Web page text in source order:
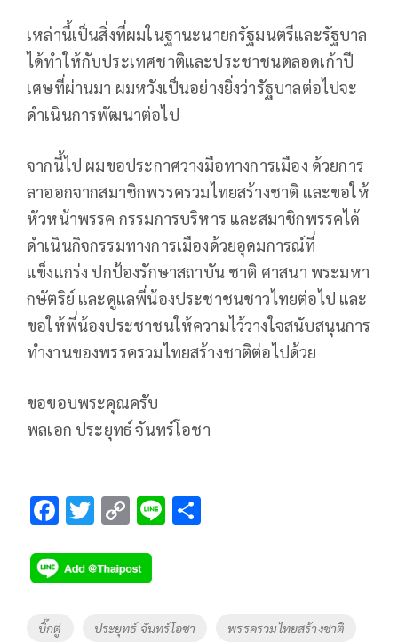
เหล่านี้เป็นสิ่งที่ผมในฐานะนายกรัฐมนตรีและรัฐบาล
ได้ทำให้กับประเทศชาติและประชาชนตลอดเก้าปี
เศษที่ผ่านมา ผมหวังเป็นอย่างยิ่งว่ารัฐบาลต่อไปจะ
ดำเนินการพัฒนาต่อไป
จากนี้ไป ผมขอประกาศวางมือทางการเมือง ด้วยการ
ลาออกจากสมาชิกพรรครวมไทยสร้างชาติ และขอให้
หัวหน้าพรรค กรรมการบริหาร และสมาชิกพรรคได้
ดำเนินกิจกรรมทางการเมืองด้วยอุดมการณ์ที่
แข็งแกร่ง ปกป้องรักษาสถาบัน ชาติ ศาสนา พระมหา
กษัตริย์ และดูแลพี่น้องประชาชนชาวไทยต่อไป และ
ขอให้พี่น้องประชาชนให้ความไว้วางใจสนับสนุนการ
ทำงานของพรรครวมไทยสร้างชาติต่อไปด้วย
ขอขอบพระคุณครับ
พลเอก ประยุทธ์ จันทร์โอชา
F
e
b
o
T
tt
er
C
p
y
Li
Li
Tags
บิ๊กตู่ ประยุทธ์ จันทร์โอชา พรรครวมไทยสร้างชาติ